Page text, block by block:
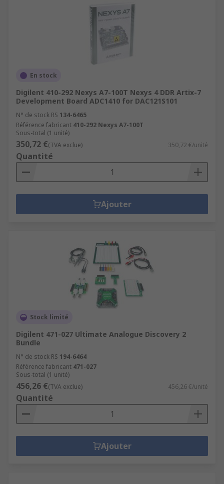
En stock
Digilent 410-292 Nexys A7-100T Nexys 4 DDR Artix-7
Development Board ADC1410 for DAC121S101
N° de stock RS 134-6465
Référence fabricant 410-292 Nexys A7-100T
Sous-total (1 unité)
350,72 €(TVA exclue) 350,72 €/unité
Quantité
Ajouter
Stock limité
Digilent 471-027 Ultimate Analogue Discovery 2
Bundle
N° de stock RS 194-6464
Référence fabricant 471-027
Sous-total (1 unité)
456,26 €(TVA exclue) 456,26 €/unité
Quantité
Ajouter